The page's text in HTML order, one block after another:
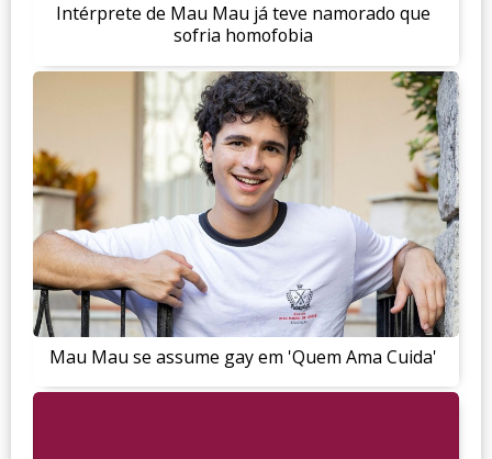
Intérprete de Mau Mau já teve namorado que
sofria homofobia
Mau Mau se assume gay em 'Quem Ama Cuida'